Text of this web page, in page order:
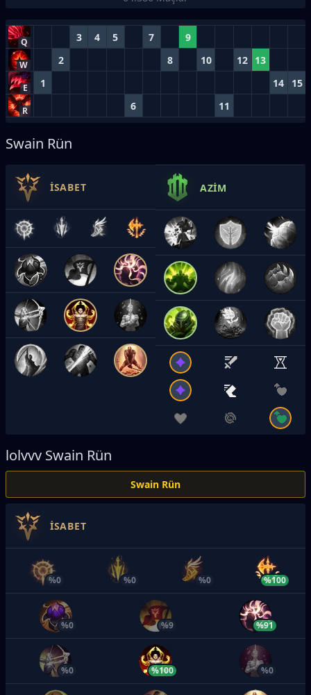
Q 3 4 5 7 9
W 2 8 10 12 13
E 1 14 15
R 6 11
Swain Rün
İSABET AZIM
lolvvv Swain Rün
Swain Rün
İSABET
%0 %0 %0 %100
%0 %9 %91
%0 %100 %0